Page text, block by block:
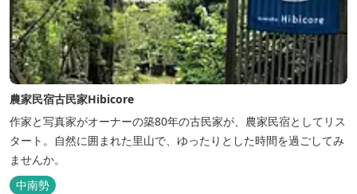
農家民宿古民家Hibicore
作家と写真家がオーナーの築80年の古民家が、農家民宿としてリス
タート。自然に囲まれた里山で、ゆったりとした時間を過ごしてみ
ませんか。
中南勢